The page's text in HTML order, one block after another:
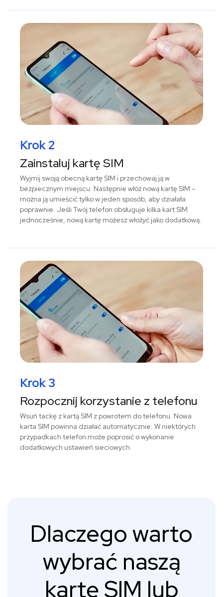
Krok 2
Zainstaluj kartę SIM
Wyjmij swoją obecną kartę SIM i przechowaj ją w
bezpiecznym miejscu. Następnie włóż nową kartę SIM –
można ją umieścić tylko w jeden sposób, aby działała
poprawnie. Jeśli Twój telefon obsługuje kilka kart SIM
jednocześnie, nową kartę możesz włożyć jako dodatkową.
Krok 3
Rozpocznij korzystanie z telefonu
Wsuń tackę z kartą SIM z powrotem do telefonu. Nowa
karta SIM powinna działać automatycznie. W niektórych
przypadkach telefon może poprosić o wykonanie
dodatkowych ustawień sieciowych.
Dlaczego warto
wybrać naszą
kartę SIM lub